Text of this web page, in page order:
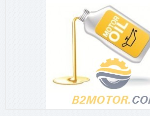
Посмотреть график платежей по сервису и
сумму к погашению, а также досрочно
можно в Приват24, меню «Мои счета» -
Есть ли дополнительные комиссии,
Если ежемесячный платеж по сервису
кредитных средств, взимается комиссия